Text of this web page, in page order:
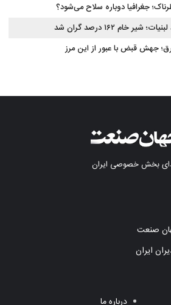
جغرافیا دوباره سلاح می‌شود؟
خام ۱۶۲ درصد گران شد
جهش قبض با عبور از این مرز
بخش خصوصی ایران
صنعت
ایران
درباره ما